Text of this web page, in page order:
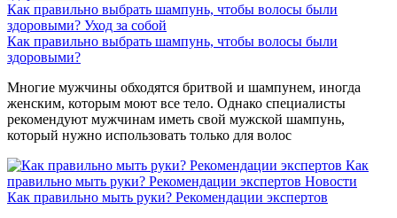
Как правильно выбрать шампунь, чтобы волосы были
здоровыми? Уход за собой
Как правильно выбрать шампунь, чтобы волосы были
здоровыми?
Многие мужчины обходятся бритвой и шампунем, иногда
женским, которым моют все тело. Однако специалисты
рекомендуют мужчинам иметь свой мужской шампунь,
который нужно использовать только для волос
Как
правильно мыть руки? Рекомендации экспертов Новости
Как правильно мыть руки? Рекомендации экспертов